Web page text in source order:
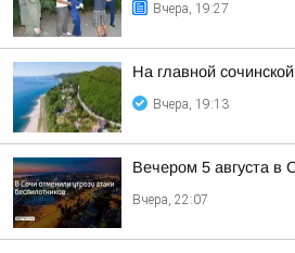
Вчера, 19:27
На главной
Вчера, 19:13
Вечером 5 августа в
Вчера, 22:07